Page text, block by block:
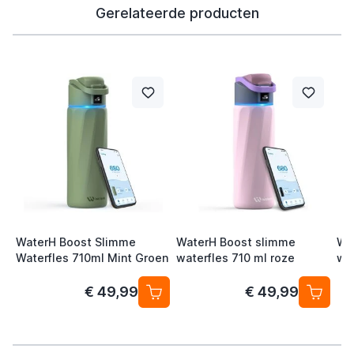
Gerelateerde producten
WaterH Boost Slimme
Waterfles 710ml Mint Groen
€ 49,99
WaterH Boost slimme
waterfles 710 ml roze
€ 49,99